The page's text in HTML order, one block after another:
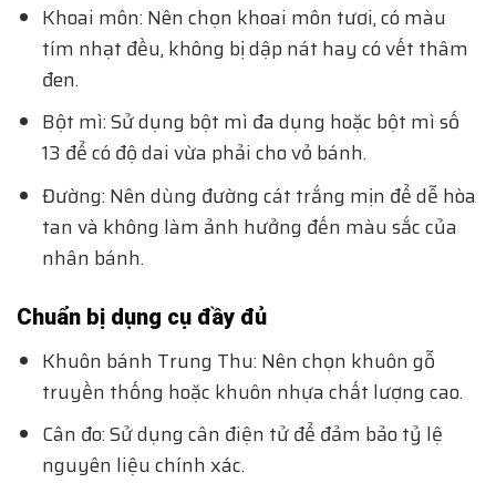
Khoai môn: Nên chọn khoai môn tươi, có màu
tím nhạt đều, không bị dập nát hay có vết thâm
đen.
Bột mì: Sử dụng bột mì đa dụng hoặc bột mì số
13 để có độ dai vừa phải cho vỏ bánh.
Đường: Nên dùng đường cát trắng mịn để dễ hòa
tan và không làm ảnh hưởng đến màu sắc của
nhân bánh.
Chuẩn bị dụng cụ đầy đủ
Khuôn bánh Trung Thu: Nên chọn khuôn gỗ
truyền thống hoặc khuôn nhựa chất lượng cao.
Cân đo: Sử dụng cân điện tử để đảm bảo tỷ lệ
nguyên liệu chính xác.